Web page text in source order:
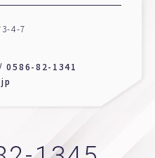
4-7
0586-82-1341